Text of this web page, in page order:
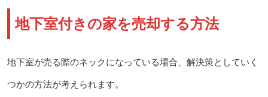
地下室付きの家を売却する方法
地下室が売る際のネックになっている場合、解決策としていく
つかの方法が考えられます。